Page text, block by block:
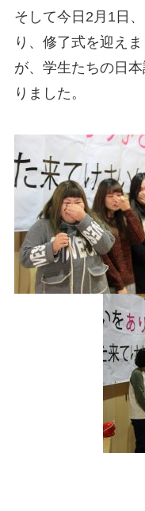
そして今日2月1日
り、修了式を迎え
が、学生たちの日
りました。